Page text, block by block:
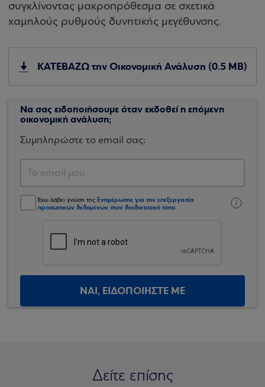
συγκλίνοντας μακροπρόθεσμα σε σχετικά
χαμηλούς ρυθμούς δυνητικής μεγέθυνσης.
ΚΑΤΕΒΑΖΩ την Οικονομική Ανάλυση (0.5 ΜB)
Να σας ειδοποιήσουμε όταν εκδοθεί η επόμενη
οικονομική ανάλυση;
Συμπληρώστε το email σας:
Έχω λάβει γνώση της Ενημέρωσης για την επεξεργασία
προσωπικών δεδομένων στον διαδικτυακό τόπο.
ΝΑΙ, ΕΙΔΟΠΟΙΗΣΤΕ ΜΕ
Δείτε επίσης